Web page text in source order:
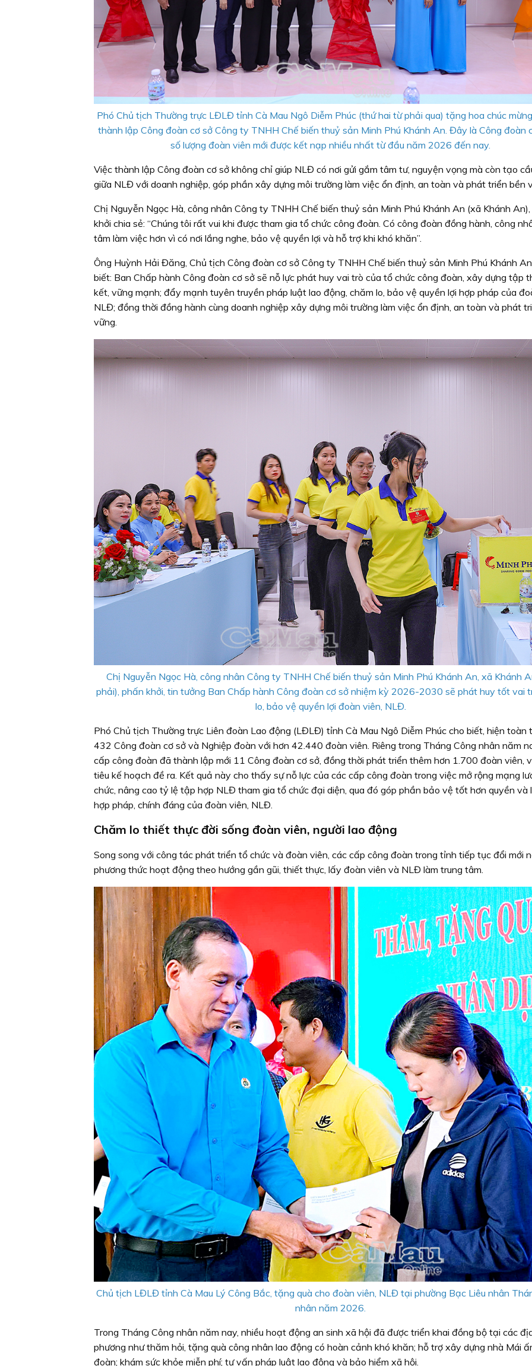
Phó Chủ tịch Thường trực LĐLĐ tỉnh Cà Mau Ngô Diễm Phúc (thứ hai từ phải qua) tặng hoa chúc
thành lập Công đoàn cơ sở Công ty TNHH Chế biến thuỷ sản Minh Phú Khánh An. Đây là Công đoàn
số lượng đoàn viên mới được kết nạp nhiều nhất từ đầu năm 2026 đến nay.
Việc thành lập Công đoàn cơ sở không chỉ giúp NLĐ có nơi gửi gắm tâm tư, nguyện vọng mà còn tạo
giữa NLĐ với doanh nghiệp, góp phần xây dựng môi trường làm việc ổn định, an toàn và phát triển bền
Chị Nguyễn Ngọc Hà, công nhân Công ty TNHH Chế biến thuỷ sản Minh Phú Khánh An (xã Khánh
khởi chia sẻ: “Chúng tôi rất vui khi được tham gia tổ chức công đoàn. Có công đoàn đồng hành, công
tâm làm việc hơn vì có nơi lắng nghe, bảo vệ quyền lợi và hỗ trợ khi khó khăn”.
Ông Huỳnh Hải Đăng, Chủ tịch Công đoàn cơ sở Công ty TNHH Chế biến thuỷ sản Minh Phú Khánh
biết: Ban Chấp hành Công đoàn cơ sở sẽ nỗ lực phát huy vai trò của tổ chức công đoàn, xây dựng tập
kết, vững mạnh; đẩy mạnh tuyên truyền pháp luật lao động, chăm lo, bảo vệ quyền lợi hợp pháp của
NLĐ; đồng thời đồng hành cùng doanh nghiệp xây dựng môi trường làm việc ổn định, an toàn và phát
vững.
Chị Nguyễn Ngọc Hà, công nhân Công ty TNHH Chế biến thuỷ sản Minh Phú Khánh An, xã Khánh
phải), phấn khởi, tin tưởng Ban Chấp hành Công đoàn cơ sở nhiệm kỳ 2026-2030 sẽ phát huy tốt vai
lo, bảo vệ quyền lợi đoàn viên, NLĐ.
Phó Chủ tịch Thường trực Liên đoàn Lao động (LĐLĐ) tỉnh Cà Mau Ngô Diễm Phúc cho biết, hiện toàn
432 Công đoàn cơ sở và Nghiệp đoàn với hơn 42.440 đoàn viên. Riêng trong Tháng Công nhân năm
cấp công đoàn đã thành lập mới 11 Công đoàn cơ sở, đồng thời phát triển thêm hơn 1.700 đoàn viên,
tiêu kế hoạch đề ra. Kết quả này cho thấy sự nỗ lực của các cấp công đoàn trong việc mở rộng mạng
chức, nâng cao tỷ lệ tập hợp NLĐ tham gia tổ chức đại diện, qua đó góp phần bảo vệ tốt hơn quyền và
hợp pháp, chính đáng của đoàn viên, NLĐ.
Chăm lo thiết thực đời sống đoàn viên, người lao động
Song song với công tác phát triển tổ chức và đoàn viên, các cấp công đoàn trong tỉnh tiếp tục đổi mới
phương thức hoạt động theo hướng gần gũi, thiết thực, lấy đoàn viên và NLĐ làm trung tâm.
Chủ tịch LĐLĐ tỉnh Cà Mau Lý Công Bắc, tặng quà cho đoàn viên, NLĐ tại phường Bạc Liêu nhân
nhân năm 2026.
Trong Tháng Công nhân năm nay, nhiều hoạt động an sinh xã hội đã được triển khai đồng bộ tại các
phương như thăm hỏi, tặng quà công nhân lao động có hoàn cảnh khó khăn; hỗ trợ xây dựng nhà Mái
đoàn; khám sức khỏe miễn phí; tư vấn pháp luật lao động và bảo hiểm xã hội.